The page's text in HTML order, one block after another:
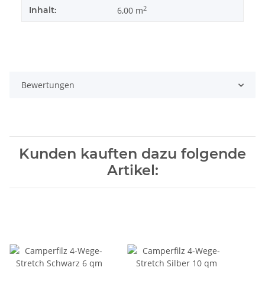
Inhalt: 6,00 m2
Bewertungen
Kunden kauften dazu folgende
Artikel: